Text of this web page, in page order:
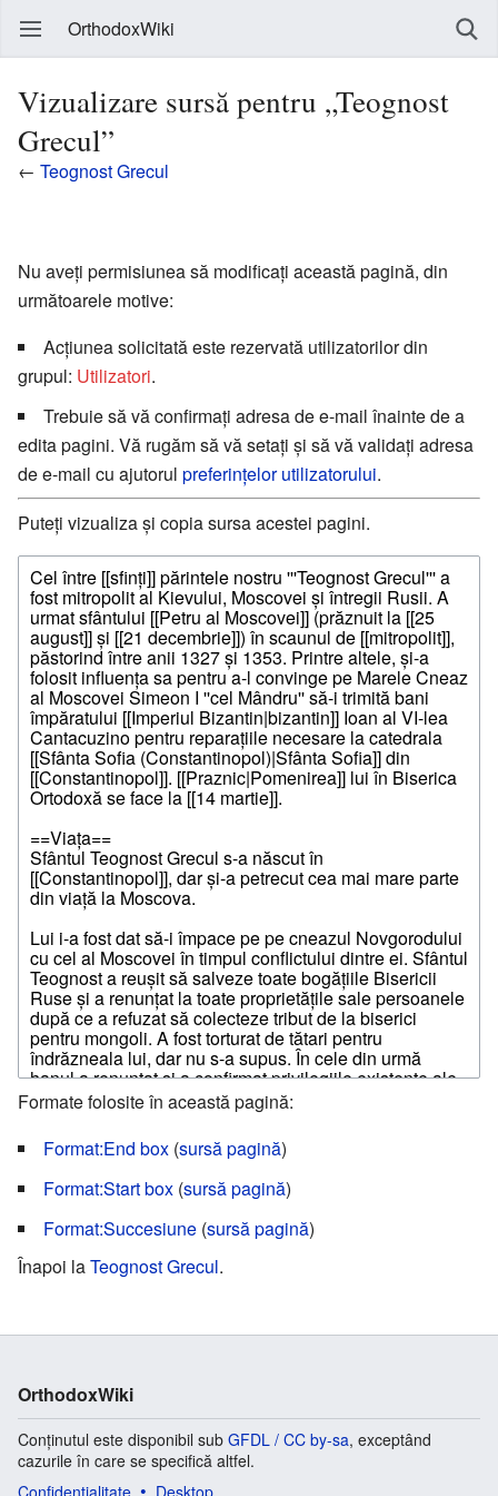
OrthodoxWiki
Vizualizare sursă pentru „Teognost
Grecul”
← Teognost Grecul
Nu aveți permisiunea să modificați această pagină, din
următoarele motive:
Acțiunea solicitată este rezervată utilizatorilor din
grupul: Utilizatori.
Trebuie să vă confirmați adresa de e-mail înainte de a
edita pagini. Vă rugăm să vă setați și să vă validați adresa
de e-mail cu ajutorul preferințelor utilizatorului.
Puteți vizualiza și copia sursa acestei pagini.
Formate folosite în această pagină:
Format:End box (sursă pagină)
Format:Start box (sursă pagină)
Format:Succesiune (sursă pagină)
Înapoi laTeognost Grecul.
OrthodoxWiki
Conținutul este disponibil sub GFDL / CC by-sa, exceptând
cazurile în care se specifică altfel.